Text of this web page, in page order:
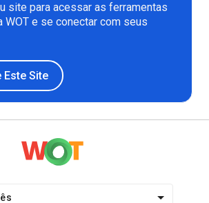
site para acessar as ferramentas
WOT e se conectar com seus
Este Site